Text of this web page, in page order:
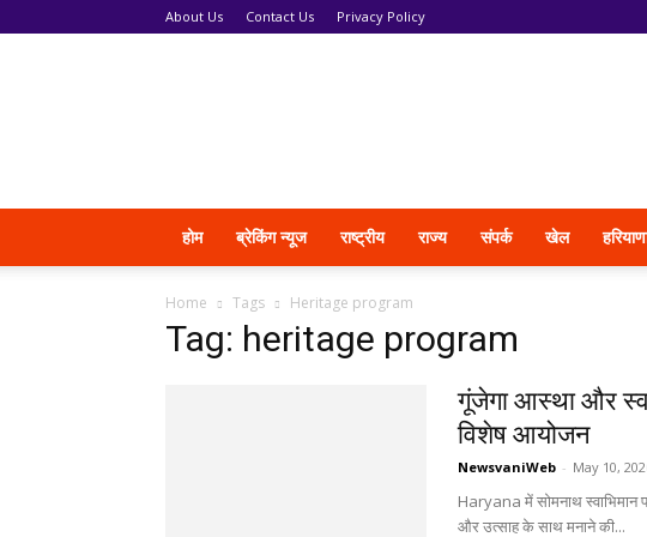
About Us Contact Us Privacy Policy
होम ब्रेकिंग न्यूज राष्ट्रीय राज्य संपर्क खेल
Home Tags Heritage program
Tag: heritage program
गूंजेगा आस्था और
विशेष आयोजन
NewsvaniWeb - May 10,
Haryana में सोमनाथ स्वाभिमान
और उत्साह के साथ मनाने की...